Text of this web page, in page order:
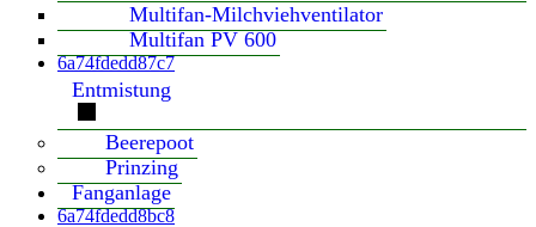
Multifan-Milchviehventilator
Multifan PV 600
6a74fdedd87c7
Entmistung
Beerepoot
Prinzing
Fanganlage
6a74fdedd8bc8